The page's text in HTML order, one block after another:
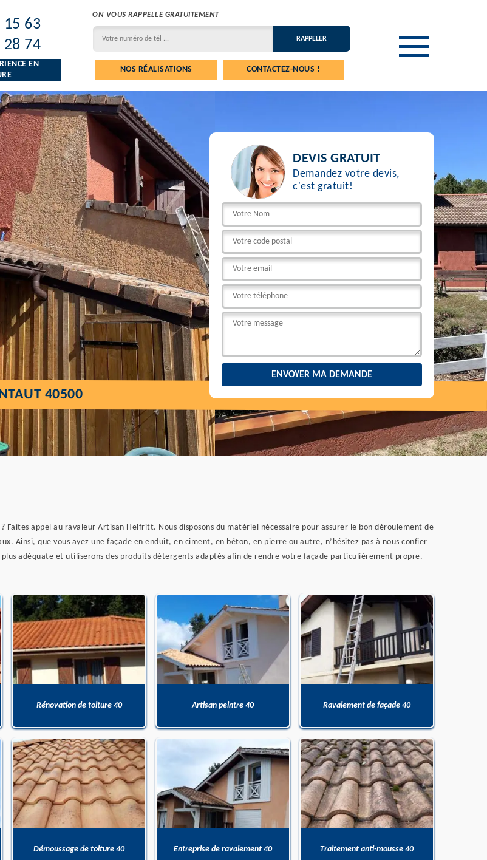
15 63
28 74
EN
ON VOUS RAPPELLE GRATUITEMENT
NOS RÉALISATIONS CONTACTEZ-NOUS !
DEVIS GRATUIT
Demandez votre devis,
c'est gratuit!
40500
Faites appel au ravaleur Artisan Helfritt. Nous disposons du matériel nécessaire pour assurer le bon déroulement de
Ainsi, que vous ayez une façade en enduit, en ciment, en béton, en pierre ou autre, n’hésitez pas à nous confier
adéquate et utiliserons des produits détergents adaptés afin de rendre votre façade particulièrement propre.
Rénovation de toiture 40 Artisan peintre 40 Ravalement de façade 40
Démoussage de toiture 40 Entreprise de ravalement 40 Traitement anti-mousse 40